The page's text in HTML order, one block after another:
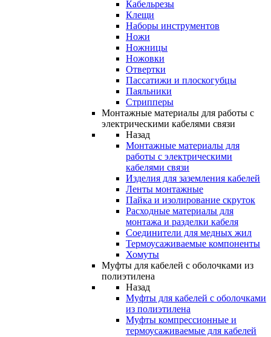
Кабельрезы
Клещи
Наборы инструментов
Ножи
Ножницы
Ножовки
Отвертки
Пассатижи и плоскогубцы
Паяльники
Стрипперы
Монтажные материалы для работы с
электрическими кабелями связи
Назад
Монтажные материалы для
работы с электрическими
кабелями связи
Изделия для заземления кабелей
Ленты монтажные
Пайка и изолирование скруток
Расходные материалы для
монтажа и разделки кабеля
Соединители для медных жил
Термоусаживаемые компоненты
Хомуты
Муфты для кабелей с оболочками из
полиэтилена
Назад
Муфты для кабелей с оболочками
из полиэтилена
Муфты компрессионные и
термоусаживаемые для кабелей